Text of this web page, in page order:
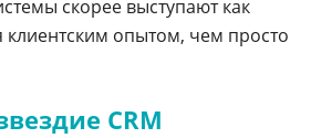
скорее выступают как
клиентским опытом, чем просто
CRM